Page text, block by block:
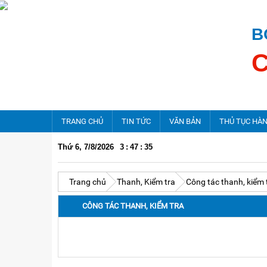
TRANG CHỦ TIN TỨC
Tin hoạt động của Cục
Tin hoạt động về ATTP
Hội nghị, hội thảo
VĂN BẢN
Chỉ đạo điều hành
THỦ TỤC
Thứ 6, 7/8/2026 3 : 47 : 35
Trang chủ Thanh, Kiểm tra Công tác thanh, kiểm
CÔNG TÁC THANH, KIỂM TRA